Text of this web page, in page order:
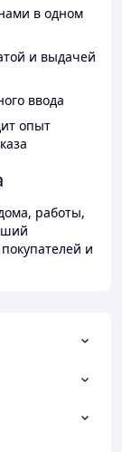
в одном
и выдачей
ввода
опыт
работы,
и